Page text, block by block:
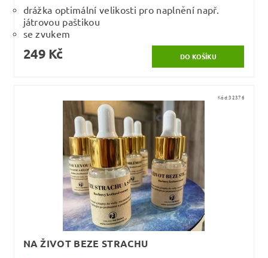
drážka optimální velikosti pro naplnění např.
játrovou paštikou
se zvukem
249 Kč
Kód:32376
NA ŽIVOT BEZE STRACHU